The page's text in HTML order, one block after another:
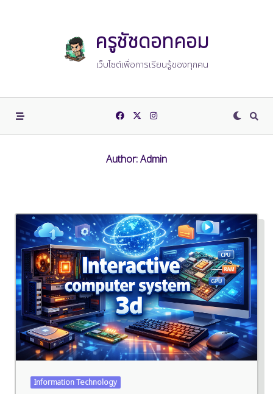
ครูชัชดอทคอม
เว็บไซต์เพื่อการเรียนรู้ของทุกคน
Author:Admin
Information Technology